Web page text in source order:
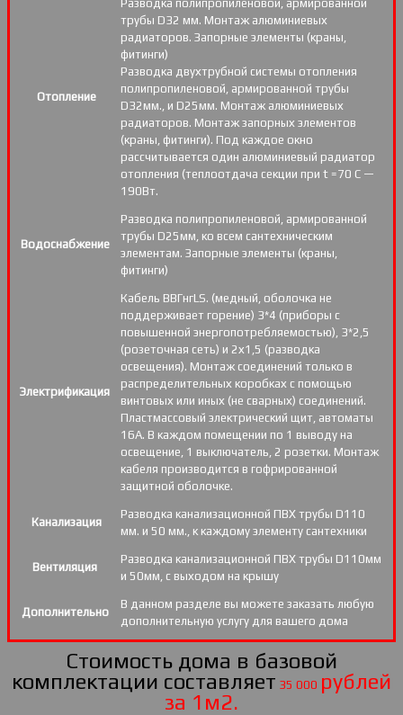
Отопление
Разводка полипропиленовой, армированной
трубы D32 мм. Монтаж алюминиевых
радиаторов. Запорные элементы (краны,
фитинги)
Разводка двухтрубной системы отопления
полипропиленовой, армированной трубы
D32мм., и D25мм. Монтаж алюминиевых
радиаторов. Монтаж запорных элементов
(краны, фитинги). Под каждое окно
рассчитывается один алюминиевый радиатор
отопления (теплоотдача секции при t =70 С —
190Вт.
Водоснабжение
Разводка полипропиленовой, армированной
трубы D25мм, ко всем сантехническим
элементам. Запорные элементы (краны,
фитинги)
Электрификация
Кабель ВВГнгLS. (медный, оболочка не
поддерживает горение) 3*4 (приборы с
повышенной энергопотребляемостью), 3*2,5
(розеточная сеть) и 2х1,5 (разводка
освещения). Монтаж соединений только в
распределительных коробках с помощью
винтовых или иных (не сварных) соединений.
Пластмассовый электрический щит, автоматы
16А. В каждом помещении по 1 выводу на
освещение, 1 выключатель, 2 розетки. Монтаж
кабеля производится в гофрированной
защитной оболочке.
Канализация
Разводка канализационной ПВХ трубы D110
мм. и 50 мм., к каждому элементу сантехники
Вентиляция
Разводка канализационной ПВХ трубы D110мм
и 50мм, с выходом на крышу
Дополнительно
В данном разделе вы можете заказать любую
дополнительную услугу для вашего дома
Стоимость дома в базовой
комплектации составляет 35 000 рублей
за 1м2.